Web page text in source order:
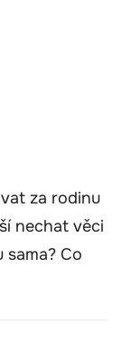
za rodinu
nechat věci
Co